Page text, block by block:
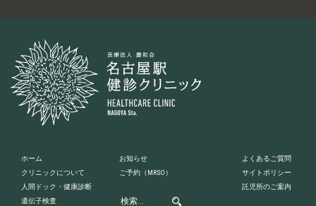
ホーム
クリニックについて
人間ドック・健康診断
遺伝子検査
お知らせ
ご予約 （MRSO）
よくあるご質問
サイトポリシー
託児所のご案内